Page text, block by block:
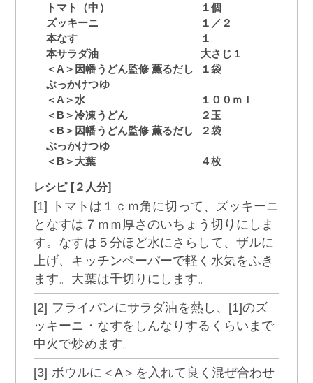
トマト（中）
１個
ズッキーニ
１／２
本なす
１
本サラダ油
大さじ１
＜A＞因幡うどん監修 薫るだし
ぶっかけつゆ
１袋
＜A＞水
１００ｍｌ
＜B＞冷凍うどん
２玉
＜B＞因幡うどん監修 薫るだし
ぶっかけつゆ
２袋
＜B＞大葉 ４枚
レシピ [２人分]
[1] トマトは１ｃｍ角に切って、ズッキーニ
となすは７ｍｍ厚さのいちょう切りにしま
す。なすは５分ほど水にさらして、ザルに
上げ、キッチンペーパーで軽く水気をふき
ます。大葉は千切りにします。
[2] フライパンにサラダ油を熱し、[1]のズ
ッキーニ・なすをしんなりするくらいまで
中火で炒めます。
[3] ボウルに＜A＞を入れて良く混ぜ合わせ